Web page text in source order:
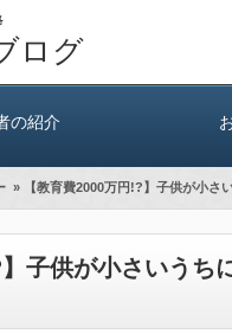
ログ
の紹介
» 【教育費2000万円!?】子供が小さ
子供が小さいうち